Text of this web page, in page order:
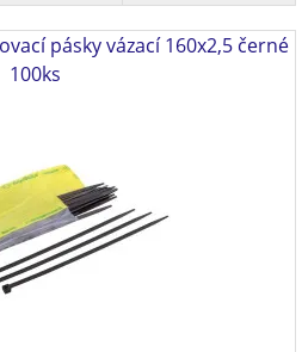
pásky vázací 160x2,5 černé
100ks